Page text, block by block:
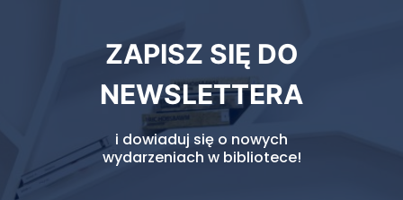
biblioteki
ZAPISZ SIĘ DO
NEWSLETTERA
i dowiaduj się o nowych
wydarzeniach w bibliotece!